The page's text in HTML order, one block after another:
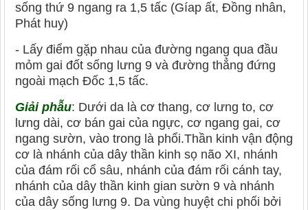
sống thứ 9 ngang ra 1,5 tấc (Gíap ất, Đồng nhân,
Phát huy)
- Lấy điểm gặp nhau của đường ngang qua đầu
mỏm gai đốt sống lưng 9 và đường thẳng đứng
ngoài mạch Đốc 1,5 tấc.
Giải phẫu: Dưới da là cơ thang, cơ lưng to, cơ
lưng dài, cơ bán gai của ngực, cơ ngang gai, cơ
ngang sườn, vào trong là phổi.Thần kinh vận động
cơ là nhánh của dây thần kinh sọ não XI, nhánh
của đám rối cổ sâu, nhánh của đám rối cánh tay,
nhánh của dây thần kinh gian sườn 9 và nhánh
của dây sống lưng 9. Da vùng huyệt chi phối bởi